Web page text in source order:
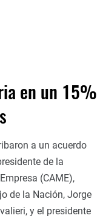
en un 15%
a un acuerdo
de la
(CAME),
de la Nación, Jorge
y el presidente